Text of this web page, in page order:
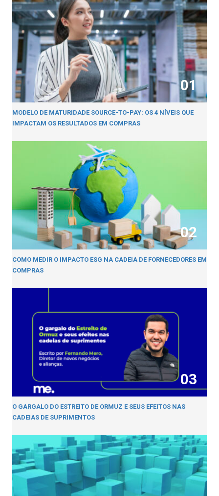
01
MODELO DE MATURIDADE SOURCE-TO-PAY: OS 4 NÍVEIS QUE
IMPACTAM OS RESULTADOS EM COMPRAS
02
COMO MEDIR O IMPACTO ESG NA CADEIA DE FORNECEDORES EM
COMPRAS
03
O GARGALO DO ESTREITO DE ORMUZ E SEUS EFEITOS NAS
CADEIAS DE SUPRIMENTOS